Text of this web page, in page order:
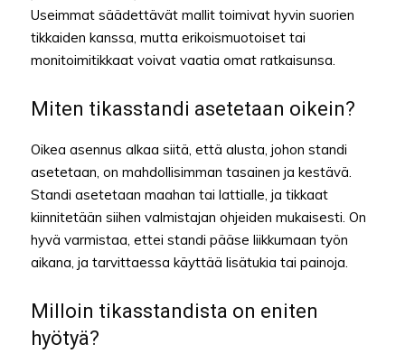
Useimmat säädettävät mallit toimivat hyvin suorien
tikkaiden kanssa, mutta erikoismuotoiset tai
monitoimitikkaat voivat vaatia omat ratkaisunsa.
Miten tikasstandi asetetaan oikein?
Oikea asennus alkaa siitä, että alusta, johon standi
asetetaan, on mahdollisimman tasainen ja kestävä.
Standi asetetaan maahan tai lattialle, ja tikkaat
kiinnitetään siihen valmistajan ohjeiden mukaisesti. On
hyvä varmistaa, ettei standi pääse liikkumaan työn
aikana, ja tarvittaessa käyttää lisätukia tai painoja.
Milloin tikasstandista on eniten
hyötyä?